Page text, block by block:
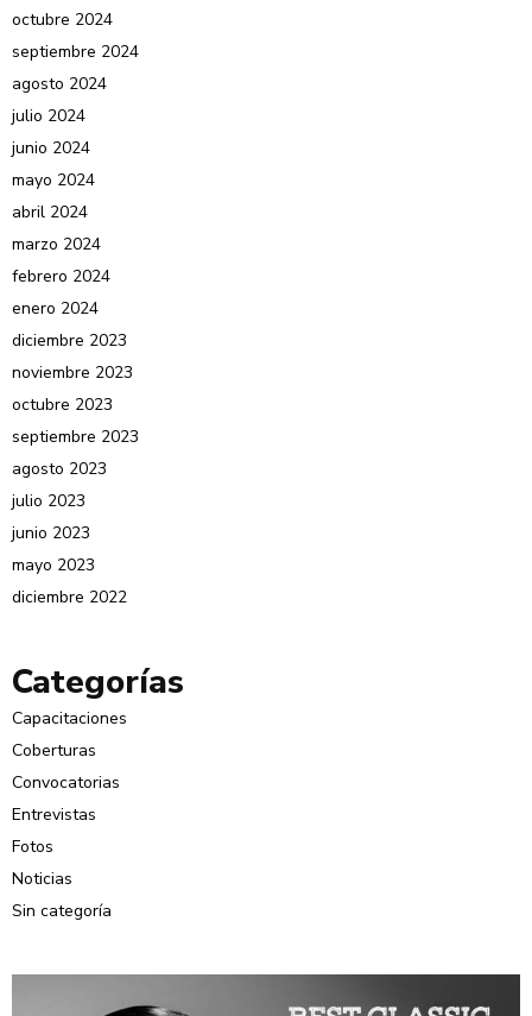
octubre 2024
septiembre 2024
agosto 2024
julio 2024
junio 2024
mayo 2024
abril 2024
marzo 2024
febrero 2024
enero 2024
diciembre 2023
noviembre 2023
octubre 2023
septiembre 2023
agosto 2023
julio 2023
junio 2023
mayo 2023
diciembre 2022
Categorías
Capacitaciones
Coberturas
Convocatorias
Entrevistas
Fotos
Noticias
Sin categoría